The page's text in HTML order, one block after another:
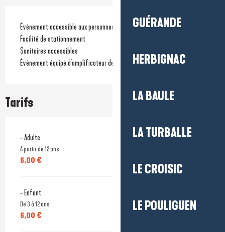
GUÉRANDE
HERBIGNAC
LA BAULE
LA TURBALLE
LE CROISIC
LE POULIGUEN
Événement accessible aux personnes à mobilité réduite
Facilité de stationnement
Sanitaires accessibles
Événement équipé d'amplificateur de son
Tarifs
- Adulte
A partir de 12 ans
6,00 €
- Enfant
De 3 à 12 ans
6,00 €